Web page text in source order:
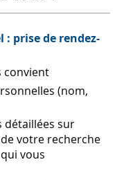
: prise de rendez-
convient
(nom,
détaillées sur
votre recherche
vous